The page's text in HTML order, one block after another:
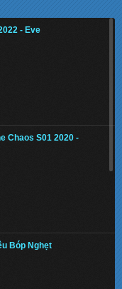
- Eve
Chaos S01 2020 -
Bóp Nghẹt